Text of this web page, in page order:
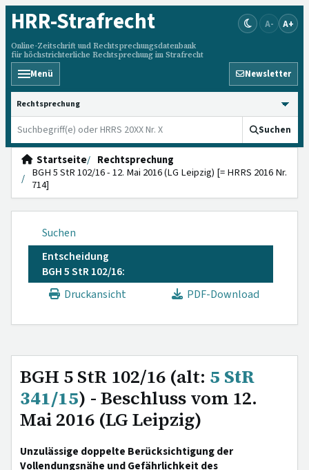
HRR-Strafrecht
Online-Zeitschrift und Rechtsprechungsdatenbank
für höchstrichterliche Rechtsprechung im Strafrecht
A- A+
Menü Newsletter
HRRS durchsuchen
Suchen
Startseite
Rechtsprechung
BGH 5 StR 102/16 - 12. Mai 2016 (LG Leipzig) [= HRRS 2016 Nr.
714]
Suchen
Entscheidung
BGH 5 StR 102/16:
Druckansicht
PDF-Download
BGH 5 StR 102/16 (alt: 5 StR
341/15) - Beschluss vom 12.
Mai 2016 (LG Leipzig)
Unzulässige doppelte Berücksichtigung der
Vollendungsnähe und Gefährlichkeit des